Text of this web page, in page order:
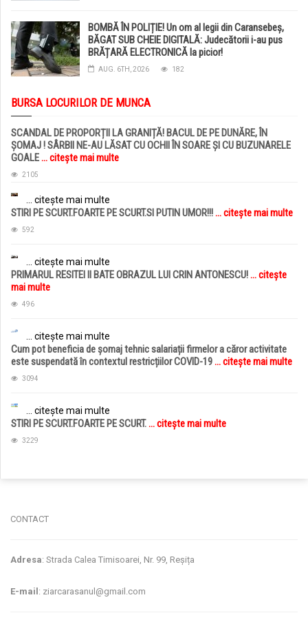
BOMBĂ ÎN POLIȚIE! Un om al legii din Caransebeș,
BĂGAT SUB CHEIE DIGITALĂ: Judecătorii i-au pus
BRĂȚARĂ ELECTRONICĂ la picior!
AUG. 6TH, 2026 182
BURSA LOCURILOR DE MUNCA
SCANDAL DE PROPORȚII LA GRANIȚĂ! BACUL DE PE DUNĂRE, ÎN
ȘOMAJ ! SÂRBII NE-AU LĂSAT CU OCHII ÎN SOARE ȘI CU BUZUNARELE
GOALE... citește mai multe
2105
... citește mai multe
STIRI PE SCURT.FOARTE PE SCURT.SI PUTIN UMOR!!!... citește mai multe
592
... citește mai multe
PRIMARUL RESITEI II BATE OBRAZUL LUI CRIN ANTONESCU!... citește
mai multe
496
... citește mai multe
Cum pot beneficia de șomaj tehnic salariații firmelor a căror activitate
este suspendată în contextul restricțiilor COVID-19... citește mai multe
3094
... citește mai multe
STIRI PE SCURT.FOARTE PE SCURT.... citește mai multe
3229
CONTACT
Adresa: Strada Calea Timisoarei, Nr. 99, Reșița
E-mail : ziarcarasanul@gmail.com